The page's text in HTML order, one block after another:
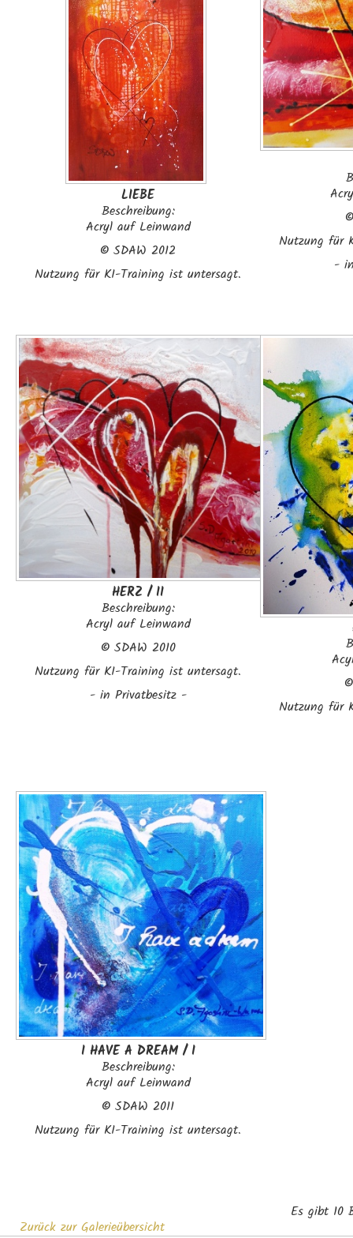
LIEBE
Beschreibung:
Acryl auf Leinwand
©SDAW 2012
Nutzung für KI-Training ist untersagt.
Nutzung für
-
HERZ / II
Beschreibung:
Acryl auf Leinwand
© SDAW 2010
Nutzung für KI-Training ist untersagt.
- in Privatbesitz -
Nutzung für
I HAVE A DREAM / I
Beschreibung:
Acryl auf Leinwand
©SDAW 2011
Nutzung für KI-Training ist untersagt.
Es gibt 10
Zurück zur Galerieübersicht